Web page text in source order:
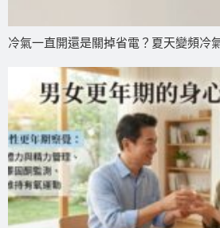
冷氣一直開還是關掉省電？夏天變頻冷